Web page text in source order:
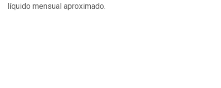
líquido mensual aproximado.